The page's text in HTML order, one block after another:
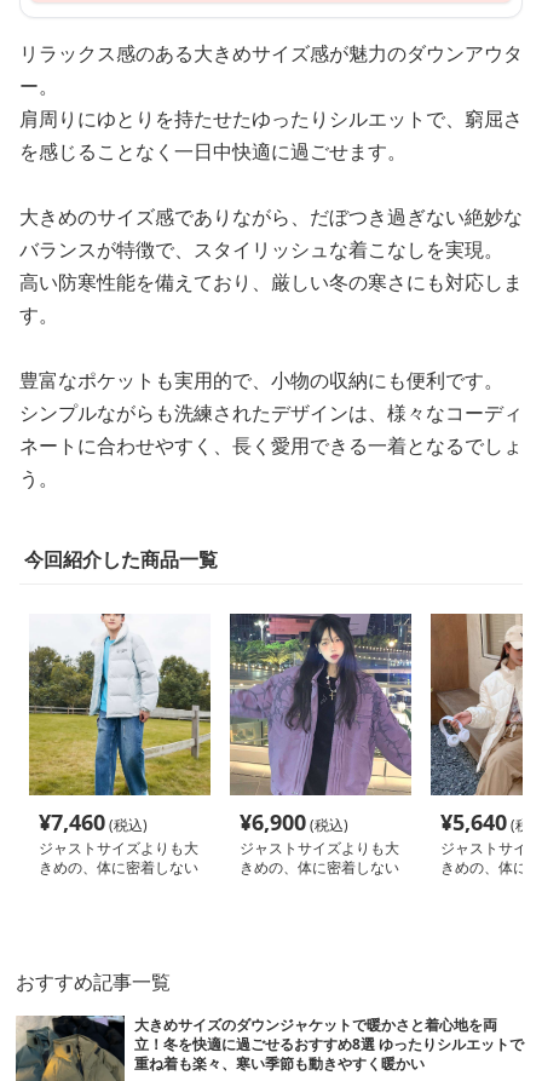
リラックス感のある大きめサイズ感が魅力のダウンアウタ
ー。
肩周りにゆとりを持たせたゆったりシルエットで、窮屈さ
を感じることなく一日中快適に過ごせます。
大きめのサイズ感でありながら、だぼつき過ぎない絶妙な
バランスが特徴で、スタイリッシュな着こなしを実現。
高い防寒性能を備えており、厳しい冬の寒さにも対応しま
す。
豊富なポケットも実用的で、小物の収納にも便利です。
シンプルながらも洗練されたデザインは、様々なコーディ
ネートに合わせやすく、長く愛用できる一着となるでしょ
う。
今回紹介した商品一覧
¥7,460(税込)
ジャストサイズよりも大
きめの、体に密着しない
¥6,900(税込)
ジャストサイズよりも大
きめの、体に密着しない
¥5,640(税
ジャストサイ
きめの、体に
おすすめ記事一覧
大きめサイズのダウンジャケットで暖かさと着心地を両
立！冬を快適に過ごせるおすすめ8選 ゆったりシルエットで
重ね着も楽々、寒い季節も動きやすく暖かい